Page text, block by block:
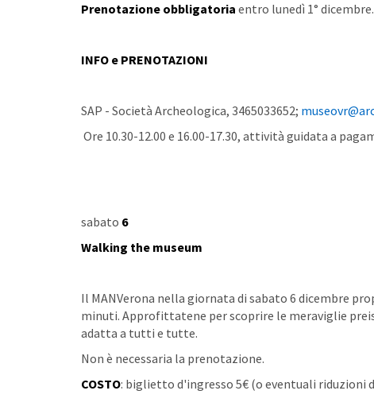
Prenotazione obbligatoria entro lunedì 1° dicembre.
INFO e PRENOTAZIONI
SAP - Società Archeologica, 3465033652;
Ore 10.30-12.00 e 16.00-17.30, attività guidata a
sabato 6
Walking the museum
Il MANVerona nella giornata di sabato 6 dicembre
minuti. Approfittatene per scoprire le meraviglie
adatta a tutti e tutte.
Non è necessaria la prenotazione.
COSTO: biglietto d'ingresso 5€ (o eventuali riduzioni